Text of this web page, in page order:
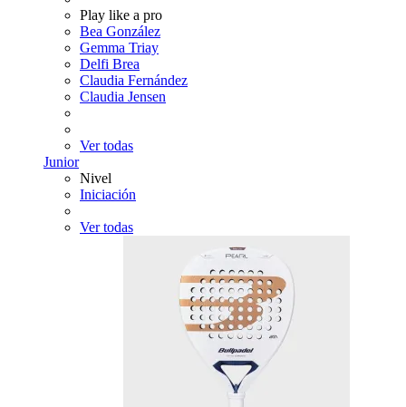
Play like a pro
Bea González
Gemma Triay
Delfi Brea
Claudia Fernández
Claudia Jensen
Ver todas
Junior
Nivel
Iniciación
Ver todas